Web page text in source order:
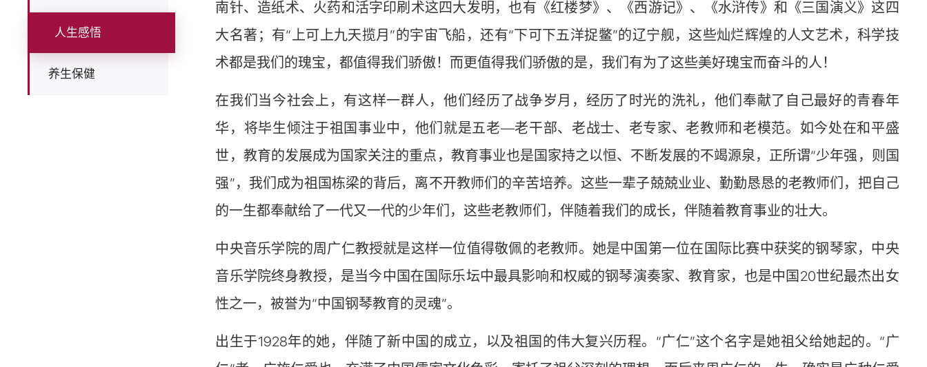
人生感悟
养生保健
南针、造纸术、火药和活字印刷术这四大发明，也有《红楼梦》、《西游记》、《水浒传》和《三国演义》这四
大名著；有“上可上九天揽月”的宇宙飞船，还有“下可下五洋捉鳖”的辽宁舰，这些灿烂辉煌的人文艺术，科学技
术都是我们的瑰宝，都值得我们骄傲！而更值得我们骄傲的是，我们有为了这些美好瑰宝而奋斗的人！
在我们当今社会上，有这样一群人，他们经历了战争岁月，经历了时光的洗礼，他们奉献了自己最好的青春年
华，将毕生倾注于祖国事业中，他们就是五老—老干部、老战士、老专家、老教师和老模范。如今处在和平盛
世，教育的发展成为国家关注的重点，教育事业也是国家持之以恒、不断发展的不竭源泉，正所谓“少年强，则国
强”，我们成为祖国栋梁的背后，离不开教师们的辛苦培养。这些一辈子兢兢业业、勤勤恳恳的老教师们，把自己
的一生都奉献给了一代又一代的少年们，这些老教师们，伴随着我们的成长，伴随着教育事业的壮大。
中央音乐学院的周广仁教授就是这样一位值得敬佩的老教师。她是中国第一位在国际比赛中获奖的钢琴家，中央
音乐学院终身教授，是当今中国在国际乐坛中最具影响和权威的钢琴演奏家、教育家，也是中国20世纪最杰出女
性之一，被誉为“中国钢琴教育的灵魂”。
出生于1928年的她，伴随了新中国的成立，以及祖国的伟大复兴历程。“广仁”这个名字是她祖父给她起的。“广